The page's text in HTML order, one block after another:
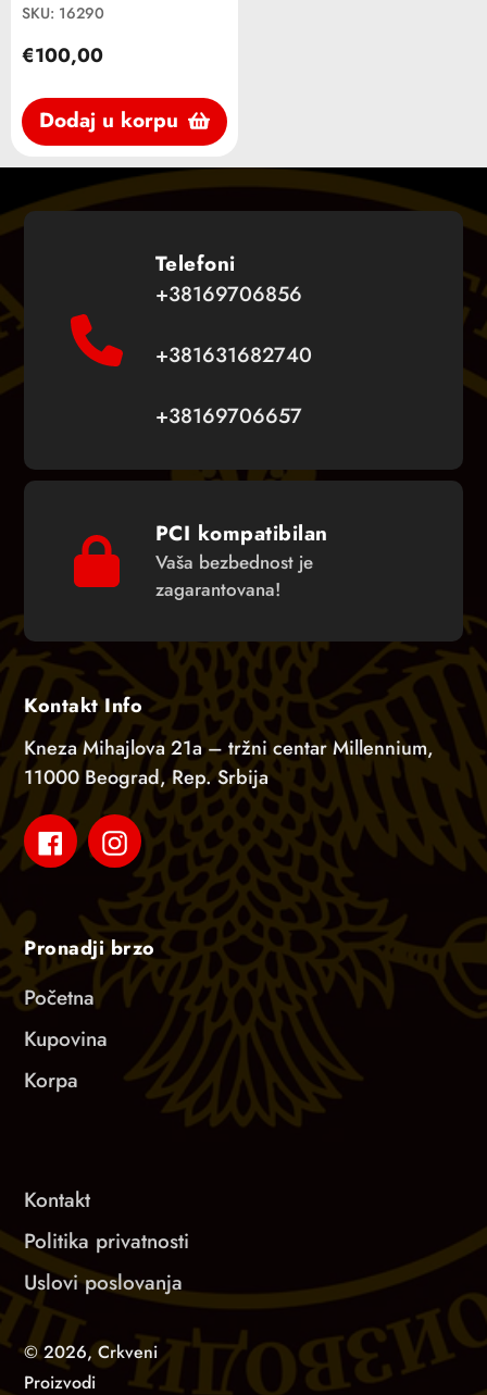
SKU: 16290
€100,00
Dodaj u korpu
Telefoni
+38169706856
+381631682740
+38169706657
PCI kompatibilan
Vaša bezbednost je
zagarantovana!
Kontakt Info
Kneza Mihajlova 21a – tržni centar Millennium,
11000 Beograd, Rep. Srbija
FacebookInstagram
Pronadji brzo
Početna
Kupovina
Korpa
Kontakt
Politika privatnosti
Uslovi poslovanja
© 2026,Crkveni
Proizvodi